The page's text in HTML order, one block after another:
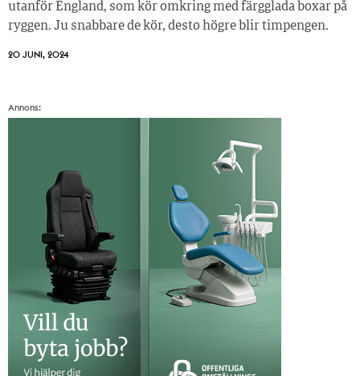
utanför England, som kör omkring med färgglada boxar på
ryggen. Ju snabbare de kör, desto högre blir timpengen.
20 JUNI, 2024
Annons: